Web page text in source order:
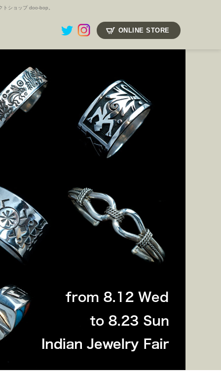
ショップ doo-bop。
ONLINE STORE